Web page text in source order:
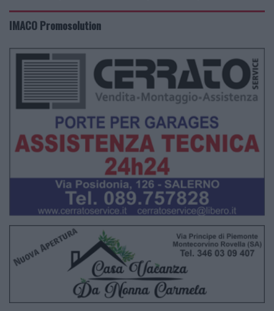
IMACO Promosolution